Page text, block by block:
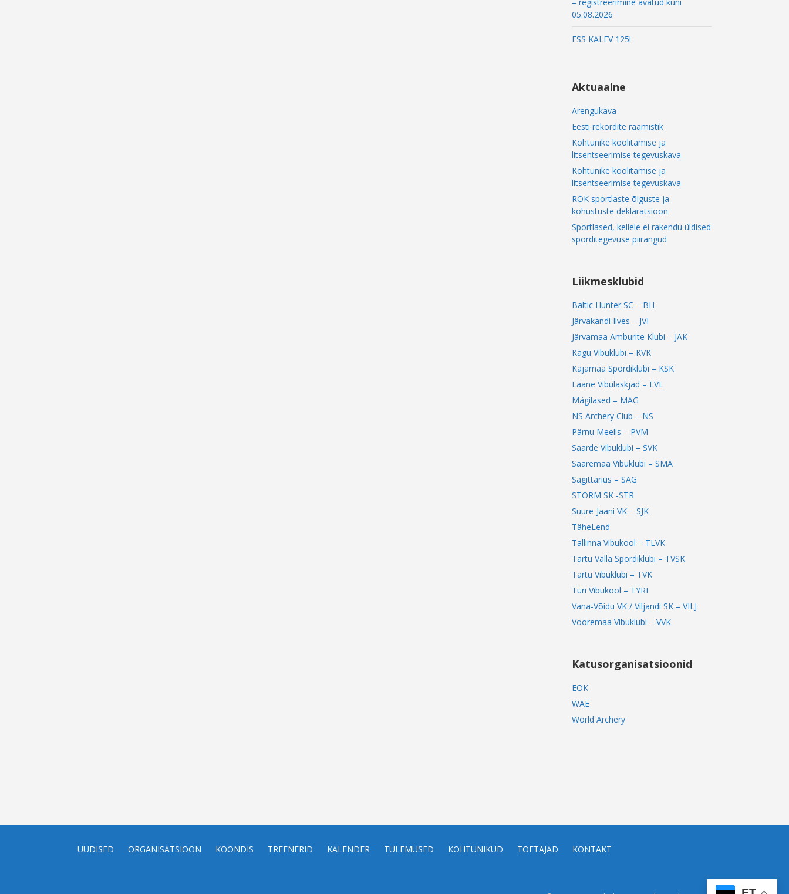
05.08.2026
ESS KALEV 125!
Aktuaalne
Arengukava
Eesti rekordite raamistik
Kohtunike koolitamise ja
litsentseerimise tegevuskava
Kohtunike koolitamise ja
litsentseerimise tegevuskava
ROK sportlaste õiguste ja
kohustuste deklaratsioon
Sportlased, kellele ei rakendu üldised
sporditegevuse piirangud
Liikmesklubid
Baltic Hunter SC – BH
Järvakandi Ilves – JVI
Järvamaa Amburite Klubi – JAK
Kagu Vibuklubi – KVK
Kajamaa Spordiklubi – KSK
Lääne Vibulaskjad – LVL
Mägilased – MAG
NS Archery Club – NS
Pärnu Meelis – PVM
Saarde Vibuklubi – SVK
Saaremaa Vibuklubi – SMA
Sagittarius – SAG
STORM SK -STR
Suure-Jaani VK – SJK
TäheLend
Tallinna Vibukool – TLVK
Tartu Valla Spordiklubi – TVSK
Tartu Vibuklubi – TVK
Türi Vibukool – TYRI
Vana-Võidu VK / Viljandi SK – VILJ
Vooremaa Vibuklubi – VVK
Katusorganisatsioonid
EOK
WAE
World Archery
UUDISED ORGANISATSIOON KOONDIS TREENERID KALENDER TULEMUSED KOHTUNIKUD TOETAJAD KONTAKT